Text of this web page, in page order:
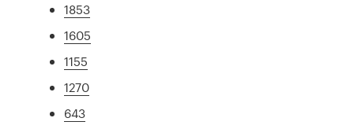
1853
1605
1155
1270
643